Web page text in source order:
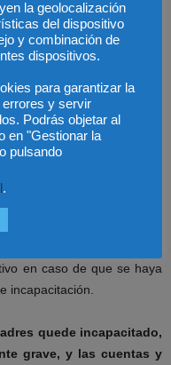
porque operan en
madre no sea declarada
procedimiento, con el
por el poderdante.
de incapacitación el juez
en la autotutela (que puede
dicho poder) para
tiene que hacer el
el tutor al régimen legal
judiciales y
en caso de que se haya
incapacitación.
quede incapacitado,
grave, y las cuentas y
la geolocalización
del dispositivo
y combinación de
dispositivos.
para garantizar la
errores y servir
Podrás objetar al
en "Gestionar la
pulsando
.